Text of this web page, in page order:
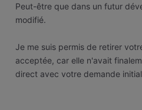
Peut-être que dans un futur
modifié.
Je me suis permis de retirer
acceptée, car elle n'avait
direct avec votre demande